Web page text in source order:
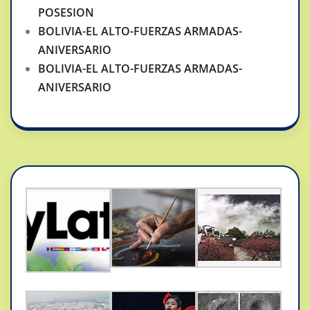
POSESION
BOLIVIA-EL ALTO-FUERZAS ARMADAS-
ANIVERSARIO
BOLIVIA-EL ALTO-FUERZAS ARMADAS-
ANIVERSARIO